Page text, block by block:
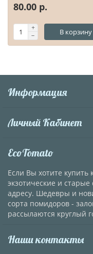
80.00 р.
В корзину
Информация
Личный Кабинет
EcoTomato
Если Вы хотите
экзотические и
адресу. Шедевры и
сорта помидоров -
рассылаются круглый
Наши контакты